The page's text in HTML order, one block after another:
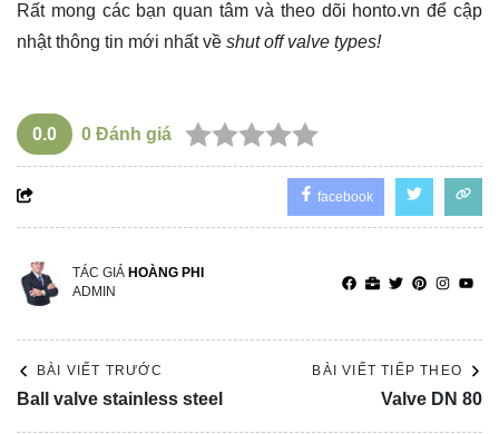
Rất mong các bạn quan tâm và theo dõi honto.vn để cập
nhật thông tin mới nhất về shut off valve types!
0.0 0 Đánh giá
facebook
TÁC GIẢ HOÀNG PHI
ADMIN
BÀI VIẾT TRƯỚC
Ball valve stainless steel
BÀI VIẾT TIẾP THEO
Valve DN 80